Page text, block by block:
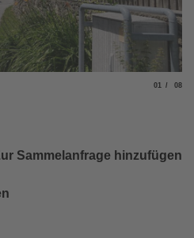
Slide
01 von
08
Sammelanfrage hinzufügen